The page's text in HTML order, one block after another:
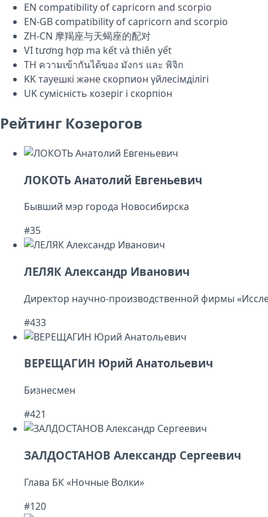
EN compatibility of capricorn and scorpio
EN-GB compatibility of capricorn and scorpio
ZH-CN 摩羯座与天蝎座的配对
VItương hợp ma kết và thiên yết
TH ความเข้ากันได้ของ มังกร และ พิจิก
KKтауешкі және скорпион үйлесімділігі
UK сумісність козеріг і скорпіон
Рейтинг Козерогов
ЛОКОТЬ Анатолий Евгеньевич
Бывший мэр города Новосибирска
#35
ЛЕЛЯК Александр Иванович
Директор научно-производственной фирмы
#433
ВЕРЕЩАГИН Юрий Анатольевич
Бизнесмен
#421
ЗАЛДОСТАНОВ Александр Сергеевич
Глава БК «Ночные Волки»
#120